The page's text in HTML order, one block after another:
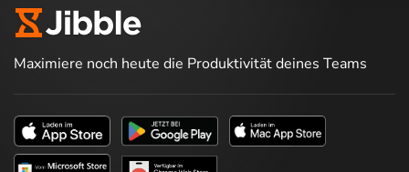
Maximiere noch heute die Produktivität deines Teams